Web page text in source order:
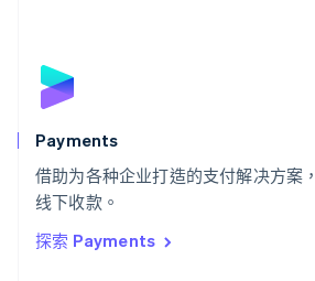
Payments
借助为各种企业打造的支付解决方案
线下收款。
探索 Payments
English
斯洛文尼亚
泰国
ไทยEnglish
希腊
English
西班牙